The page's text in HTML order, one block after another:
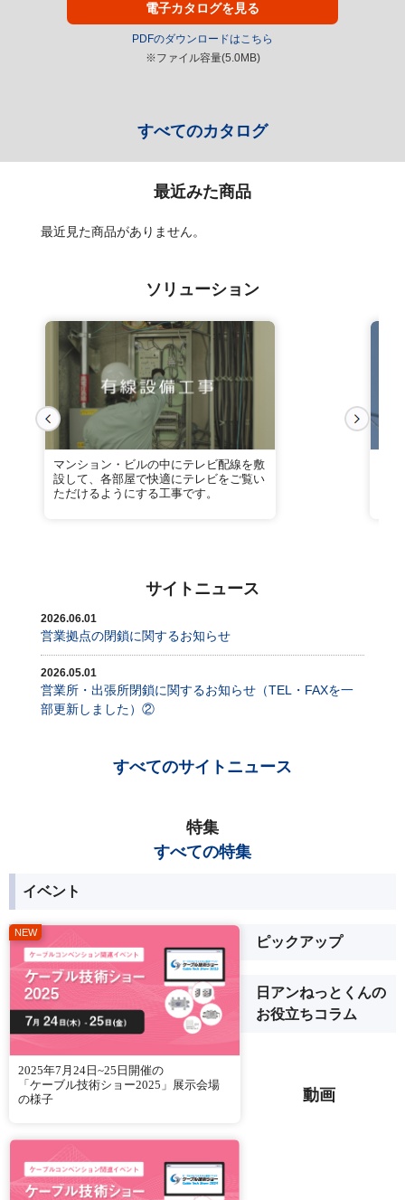
電子カタログを見る
PDFのダウンロードはこちら
※ファイル容量(5.0MB)
すべてのカタログ
最近みた商品
最近見た商品がありません。
ソリューション
マンション・ビルの中にテレビ配線を敷
設して、各部屋で快適にテレビをご覧い
ただけるようにする工事です。
サイトニュース
2026.06.01
営業拠点の閉鎖に関するお知らせ
2026.05.01
営業所・出張所閉鎖に関するお知らせ（TEL・FAXを一
部更新しました）②
すべてのサイトニュース
特集
すべての特集
イベント
2025年7月24日~25日開催の
「ケーブル技術ショー2025」展示会場
の様子
ピックアップ
日アンねっとくんの
お役立ちコラム
動画